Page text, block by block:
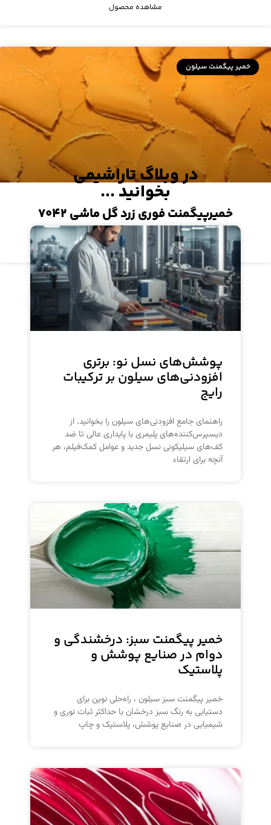
مشاهده محصول
خمیر پیگمنت سیلون
خمیرپیگمنت فوری زرد گل ماشی ۷۰۴۲
مشاهده محصول
در وبلاگ تاراشیمی
بخوانید ...
پوشش‌های نسل نو: برتری
افزودنی‌های سیلون بر ترکیبات
رایج
راهنمای جامع افزودنی‌های سیلون را بخوانید. از
دیسپرس‌کننده‌های پلیمری با پایداری عالی تا ضد
کف‌های سیلیکونی نسل جدید و عوامل کمک‌فیلم، هر
آنچه برای ارتقاء
خمیر پیگمنت سبز: درخشندگی و
دوام در صنایع پوشش و
پلاستیک
خمیر پیگمنت سبز سیلون ، راه‌حلی نوین برای
دستیابی به رنگ سبز درخشان با حداکثر ثبات نوری و
شیمیایی در صنایع پوشش، پلاستیک و چاپ